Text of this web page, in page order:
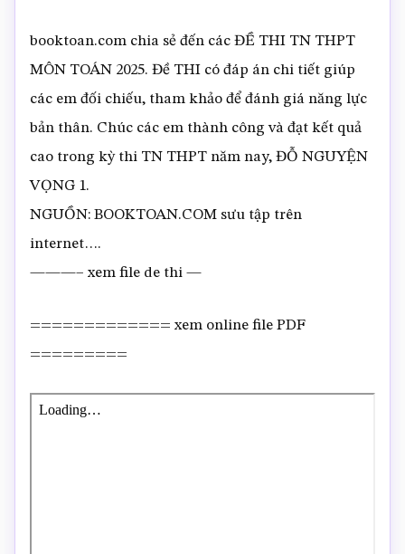
booktoan.com chia sẻ đến các ĐỀ THI TN THPT
MÔN TOÁN 2025. Đề THI có đáp án chi tiết giúp
các em đối chiếu, tham khảo để đánh giá năng lực
bản thân. Chúc các em thành công và đạt kết quả
cao trong kỳ thi TN THPT năm nay, ĐỖ NGUYỆN
VỌNG 1.
NGUỒN: BOOKTOAN.COM sưu tập trên
internet….
———– xem file de thi —
============= xem online file PDF
=========